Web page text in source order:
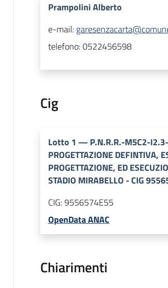
Prampolini Alberto
e-mail:
telefono:0522456598
Cig
Lotto 1 — P.N.R.R.-M5C2-I2.3-
PROGETTAZIONE DEFINTIVA,
PROGETTAZIONE, ED
STADIO MIRABELLO - CIG
CIG:9556574E55
OpenData ANAC
Chiarimenti